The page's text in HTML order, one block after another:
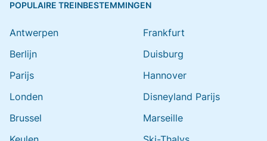
POPULAIRE TREINBESTEMMINGEN
Antwerpen
Berlijn
Parijs
Londen
Brussel
Frankfurt
Duisburg
Hannover
Disneyland Parijs
Marseille